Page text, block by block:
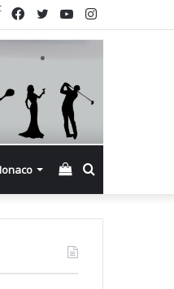
Instagram
YouTube
Twitter
Facebook
Смотреть
корзину